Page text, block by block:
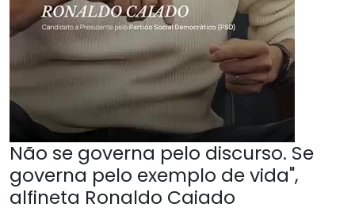
Não se governa pelo discurso. Se
governa pelo exemplo de vida",
alfineta Ronaldo Caiado